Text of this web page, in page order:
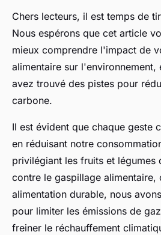
Chers lecteurs, il est temps de
Nous espérons que cet article
mieux comprendre l'impact de
alimentaire sur l'environnement,
avez trouvé des pistes pour
carbone.
Il est évident que chaque geste
en réduisant notre
privilégiant les fruits et légumes
contre le gaspillage alimentaire,
alimentation durable, nous
pour limiter les émissions de
freiner le réchauffement